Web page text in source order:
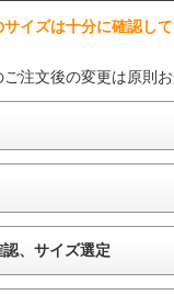
イズは十分に確認し
注文後の変更は原則お
、サイズ選定